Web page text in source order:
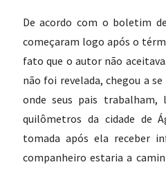
De acordo com o boletim
começaram logo após o
fato que o autor não
não foi revelada, chegou a
onde seus pais trabalham,
quilômetros da cidade de
tomada após ela receber
companheiro estaria a